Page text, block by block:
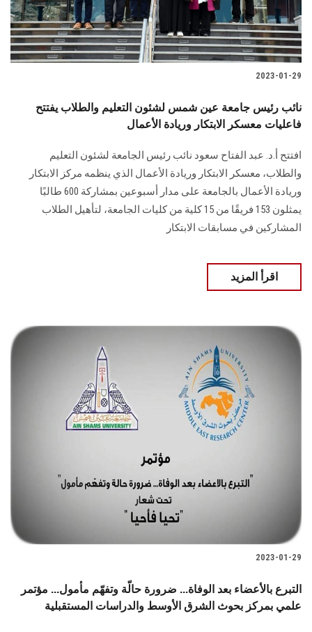
2023-01-29
نائب رئيس جامعة عين شمس لشئون التعليم والطلاب يفتتح
فاعليات معسكر الابتكار وريادة الأعمال
افتتح أ.د. عبد الفتاح سعود نائب رئيس الجامعة لشئون التعليم
والطلاب، معسكر الابتكار وريادة الأعمال الذي ينظمه مركز الابتكار
وريادة الأعمال بالجامعة على مدار أسبوعين بمشاركة 600 طالبًا
يمثلون 153 فريقًا من 15 كلية من كليات الجامعة، لتأهيل الطلاب
المشاركين في مسابقات الابتكار
اقرأ المزيد
2023-01-29
التبرع بالأعضاء بعد الوفاة... ضرورة حالّة وتفهّم مأمول... مؤتمر
علمي بمركز بحوث الشرق الأوسط والدراسات المستقبلية